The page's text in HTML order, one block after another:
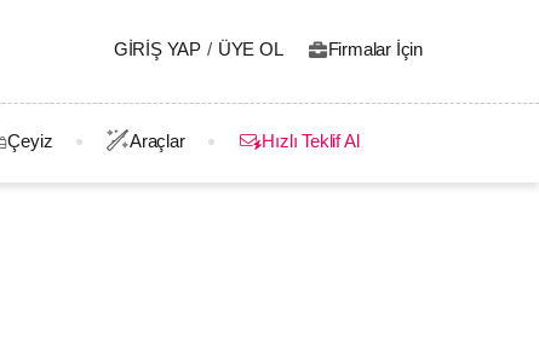
GIRIŞ YAP / ÜYE OL Firmalar İçin
Çeyiz Araçlar Hızlı Teklif Al